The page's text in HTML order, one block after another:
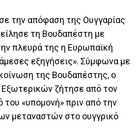
την απόφαση της Ουγγαρίας
τη Βουδαπέστη με
πλευρά της η Ευρωπαϊκή
εξηγήσεις». Σύμφωνα με
της Βουδαπέστης, ο
ζήτησε από τον
του «υπομονή» πριν από την
μεταναστών στο ουγγρικό